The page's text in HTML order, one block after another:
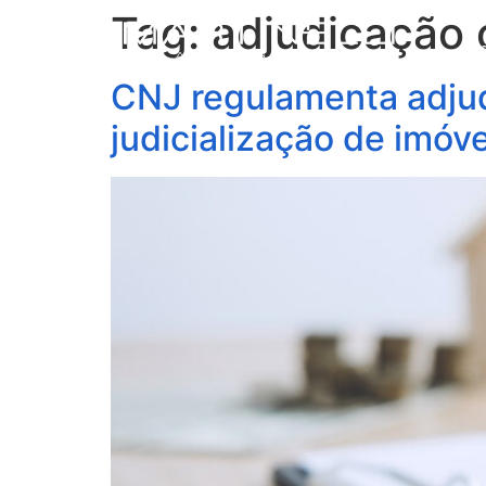
Tag: adjudicação
CNJ regulamenta
judicialização de